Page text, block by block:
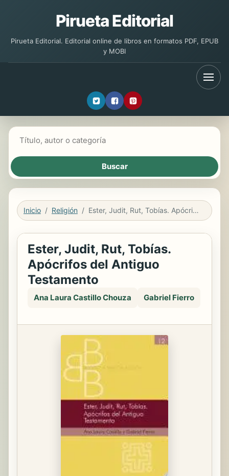
Pirueta Editorial
Pirueta Editorial. Editorial online de libros en formatos PDF, EPUB
y MOBI
Inicio Religión Ester, Judit, Rut, Tobías. Apócrifos del Antiguo Testamento
Ester, Judit, Rut, Tobías.
Apócrifos del Antiguo
Testamento
Ana Laura Castillo Chouza Gabriel Fierro